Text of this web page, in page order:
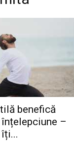
benefică
–